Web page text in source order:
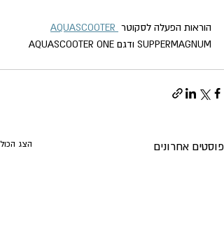
הוראות הפעלה לסקוטר AQUASCOOTER
SUPPERMAGNUM ודגם AQUASCOOTER ONE
פוסטים אחרונים הצג הכול